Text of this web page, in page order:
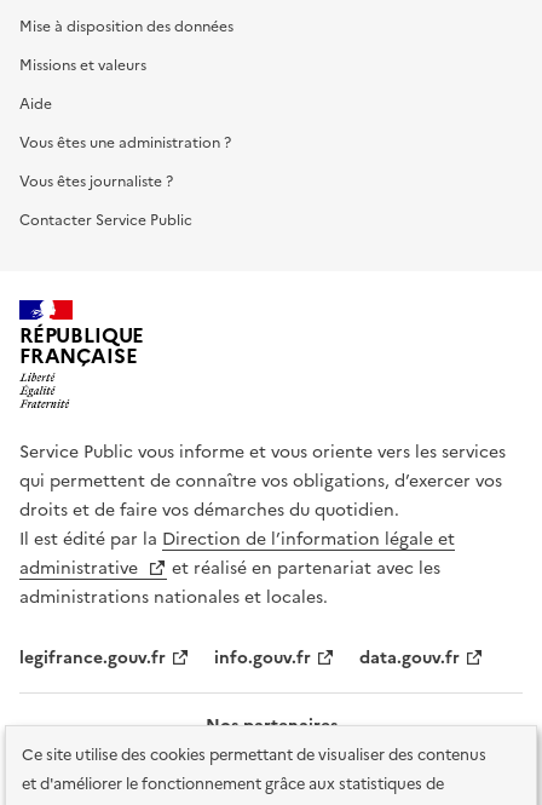
Ce site utilise des cookies permettant de visualiser des contenus
et d'améliorer le fonctionnement grâce aux statistiques de
Mise à disposition des données
Missions et valeurs
Aide
Vous êtes une administration ?
Vous êtes journaliste ?
Contacter Service Public
RÉPUBLIQUE
FRANÇAISE
Service Public vous informe et vous oriente vers les services
qui permettent de connaître vos obligations, d’exercer vos
droits et de faire vos démarches du quotidien.
Il est édité par la Direction de l’information légale et
administrative
et réalisé en partenariat avec les
administrations nationales et locales.
legifrance.gouv.fr info.gouv.fr data.gouv.fr
Nos partenaires